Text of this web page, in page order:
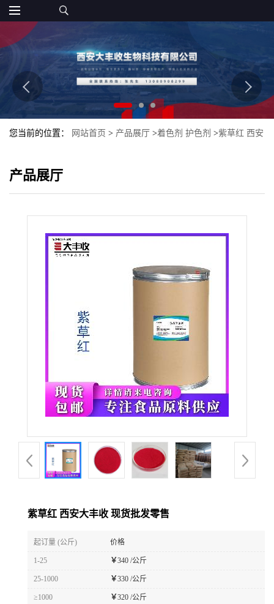
您当前的位置： 网站首页 > 产品展厅 >着色剂 护色剂 >紫草红 西安
产品展厅
紫草红 西安大丰收 现货批发零售
起订量 (公斤) 价格
1-25 ￥340 /公斤
25-1000 ￥330 /公斤
≥1000 ￥320 /公斤